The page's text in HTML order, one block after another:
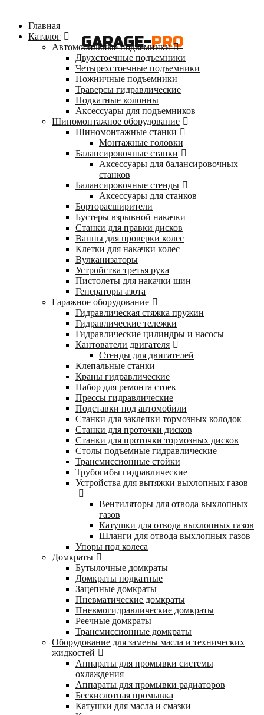
GARAGE-PRO
Главная
Каталог
Автомобильные подъемники
Двухстоечные подъемники
Четырехстоечные подъемники
Ножничные подъемники
Траверсы гидравлические
Подкатные колонны
Аксессуары для подъемников
Шиномонтажное оборудование
Шиномонтажные станки
Монтажные головки
Балансировочные станки
Аксессуары для балансировочных
станков
Балансировочные стенды
Аксессуары для станков
Борторасширители
Бустеры взрывной накачки
Станки для правки дисков
Ванны для проверки колес
Клетки для накачки колес
Вулканизаторы
Устройства третья рука
Пистолеты для накачки шин
Генераторы азота
Гаражное оборудование
Гидравлическая стяжка пружин
Гидравлические тележки
Гидравлические цилиндры и насосы
Кантователи двигателя
Стенды для двигателей
Клепальные станки
Краны гидравлические
Набор для ремонта стоек
Прессы гидравлические
Подставки под автомобили
Станки для заклепки тормозных колодок
Станки для проточки дисков
Станки для проточки тормозных дисков
Столы подъемные гидравлические
Трансмиссионные стойки
Трубогибы гидравлические
Устройства для вытяжки выхлопных газов
Вентиляторы для отвода выхлопных
газов
Катушки для отвода выхлопных газов
Шланги для отвода выхлопных газов
Упоры под колеса
Домкраты
Бутылочные домкраты
Домкраты подкатные
Зацепные домкраты
Пневматические домкраты
Пневмогидравлические домкраты
Реечные домкраты
Трансмиссионные домкраты
Оборудование для замены масла и технических
жидкостей
Аппараты для промывки системы
охлаждения
Аппараты для промывки радиаторов
Бескислотная промывка
Катушки для масла и смазки